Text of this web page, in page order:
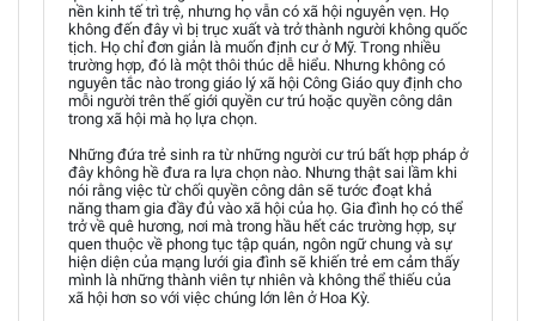
nền kinh tế trì trệ, nhưng họ vẫn có xã hội nguyên vẹn. Họ
không đến đây vì bị trục xuất và trở thành người không quốc
tịch. Họ chỉ đơn giản là muốn định cư ở Mỹ. Trong nhiều
trường hợp, đó là một thôi thúc dễ hiểu. Nhưng không có
nguyên tắc nào trong giáo lý xã hội Công Giáo quy định cho
mỗi người trên thế giới quyền cư trú hoặc quyền công dân
trong xã hội mà họ lựa chọn.
Những đứa trẻ sinh ra từ những người cư trú bất hợp pháp ở
đây không hề đưa ra lựa chọn nào. Nhưng thật sai lầm khi
nói rằng việc từ chối quyền công dân sẽ tước đoạt khả
năng tham gia đầy đủ vào xã hội của họ. Gia đình họ có thể
trở về quê hương, nơi mà trong hầu hết các trường hợp, sự
quen thuộc về phong tục tập quán, ngôn ngữ chung và sự
hiện diện của mạng lưới gia đình sẽ khiến trẻ em cảm thấy
mình là những thành viên tự nhiên và không thể thiếu của
xã hội hơn so với việc chúng lớn lên ở Hoa Kỳ.